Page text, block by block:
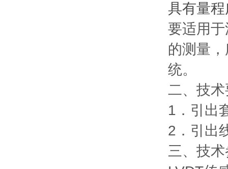
具有量
要适用
的测量
统。
二、技
1．引出
2．
三、技